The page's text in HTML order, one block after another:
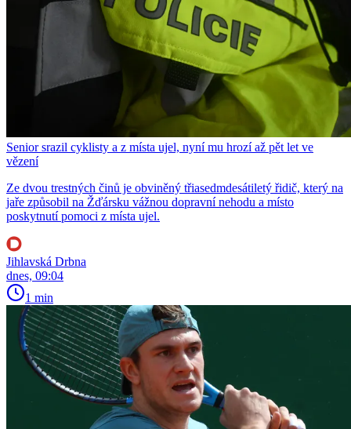
Senior srazil cyklisty a z místa ujel, nyní mu hrozí až pět let ve
vězení
Ze dvou trestných činů je obviněný třiasedmdesátiletý řidič, který na
jaře způsobil na Žďársku vážnou dopravní nehodu a místo
poskytnutí pomoci z místa ujel.
Jihlavská Drbna
dnes, 09:04
1 min